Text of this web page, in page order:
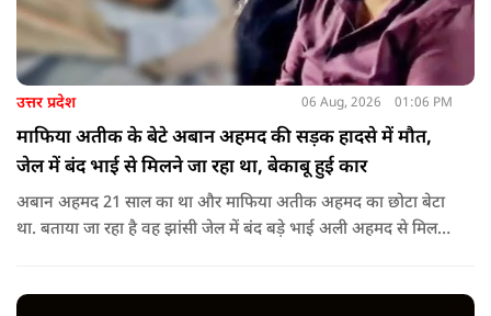
उत्तर प्रदेश 06 Aug, 2026 01:06 PM
माफिया अतीक के बेटे अबान अहमद की सड़क हादसे में मौत,
जेल में बंद भाई से मिलने जा रहा था, बेकाबू हुई कार
अबान अहमद 21 साल का था और माफिया अतीक अहमद का छोटा बेटा
था. बताया जा रहा है वह झांसी जेल में बंद बड़े भाई अली अहमद से मिलने